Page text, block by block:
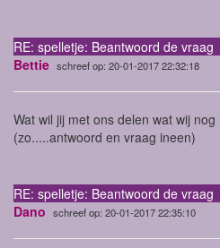
RE: spelletje: Beantwoord de vraag
Bettie schreef op: 20-01-2017 22:32:18
Wat wil jij met ons delen wat wij
(zo.....antwoord en vraag ineen)
RE: spelletje: Beantwoord de vraag
Dano schreef op: 20-01-2017 22:35:10